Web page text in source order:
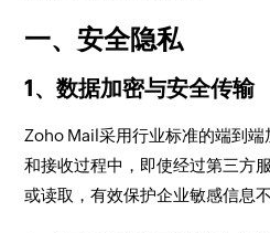
一、安全隐私
1、数据加密与安全传输
Zoho Mail采用行业标准的端到
和接收过程中，即使经过第三方
或读取，有效保护企业敏感信息